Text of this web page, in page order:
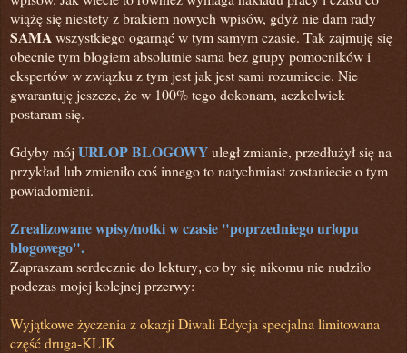
wiążę się niestety z brakiem nowych wpisów, gdyż nie dam rady
SAMAwszystkiego ogarnąć w tym samym czasie. Tak zajmuję się
obecnie tym blogiem absolutnie sama bez grupy pomocników i
ekspertów w związku z tym jest jak jest sami rozumiecie. Nie
gwarantuję jeszcze, że w 100% tego dokonam, aczkolwiek
postaram się.
Gdyby mój URLOP BLOGOWYuległ zmianie, przedłużył się na
przykład lub zmieniło coś innego to natychmiast zostaniecie o tym
powiadomieni.
Zrealizowane wpisy/notki w czasie "poprzedniego urlopu
blogowego".
Zapraszam serdecznie do lektury, co by się nikomu nie nudziło
podczas mojej kolejnej przerwy:
Wyjątkowe życzenia z okazji Diwali Edycja specjalna limitowana
część druga-KLIK